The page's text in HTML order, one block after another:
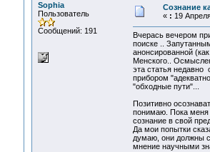
Sophia
Пользователь
Сообщений: 191
Сознание
« : 19
Вчерась вечером
поиске ..
анонсированной
Менского..
эта статья недавно
прибором
"обходные пути"...
Позитивно
понимаю. Пока меня
сознание в свой
Да мои попытки
думаю, они должны
мнение научными